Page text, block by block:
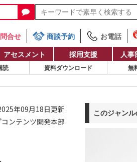
合せ 商談予約
お電話
アセスメント 採用支援 人
読 資料ダウンロード 無
年09月18日更新
ンテンツ開発本部
このジャン